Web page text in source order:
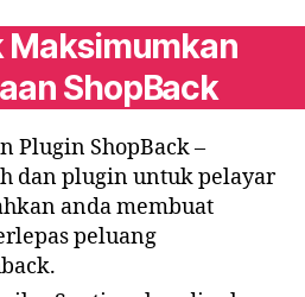
Maksimumkan
ShopBack
Plugin ShopBack –
dan plugin untuk pelayar
anda membuat
peluang